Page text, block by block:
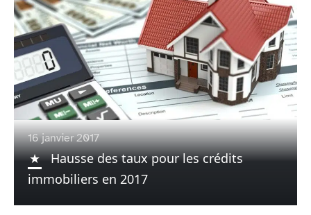
16 janvier 2017
Hausse des taux pour les crédits
immobiliers en 2017